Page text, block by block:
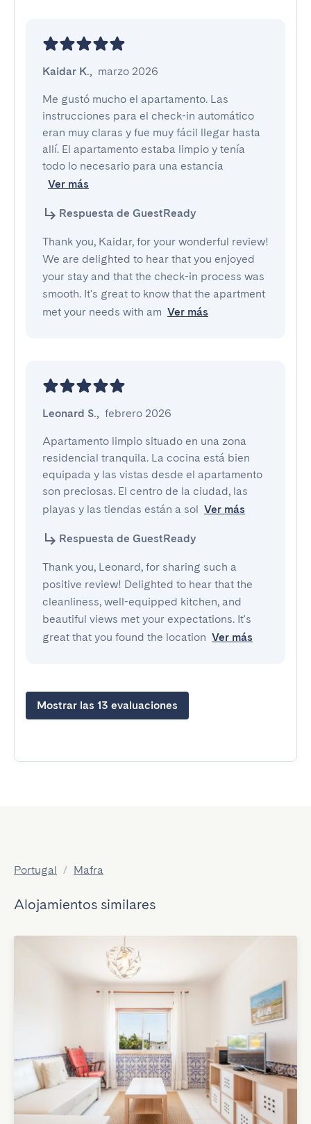
Kaidar K., marzo 2026
Me gustó mucho el apartamento. Las
instrucciones para el check-in automático
eran muy claras y fue muy fácil llegar hasta
allí. El apartamento estaba limpio y tenía
todo lo necesario para una estancia
Ver más
Respuesta de GuestReady
Thank you, Kaidar, for your wonderful review!
We are delighted to hear that you enjoyed
your stay and that the check-in process was
smooth. It's great to know that the apartment
met your needs with am Ver más
Leonard S., febrero 2026
Apartamento limpio situado en una zona
residencial tranquila. La cocina está bien
equipada y las vistas desde el apartamento
son preciosas. El centro de la ciudad, las
playas y las tiendas están a sol Ver más
Respuesta de GuestReady
Thank you, Leonard, for sharing such a
positive review! Delighted to hear that the
cleanliness, well-equipped kitchen, and
beautiful views met your expectations. It's
great that you found the location Ver más
Mostrar las 13 evaluaciones
Portugal / Mafra
Alojamientos similares